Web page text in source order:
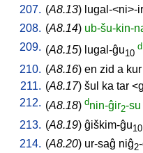
207. (A8.13) lugal-<ni>-ir
208. (A8.14) ub-šu-kin-
209. (A8.15) lugal-ĝu10
d
210. (A8.16) en zid a kur
211. (A8.17) šul ka tar <
212. (A8.18) dnin-ĝir2-su
213. (A8.19) ĝiškim-ĝu10
214. (A8.20) ur-saĝ niĝ2